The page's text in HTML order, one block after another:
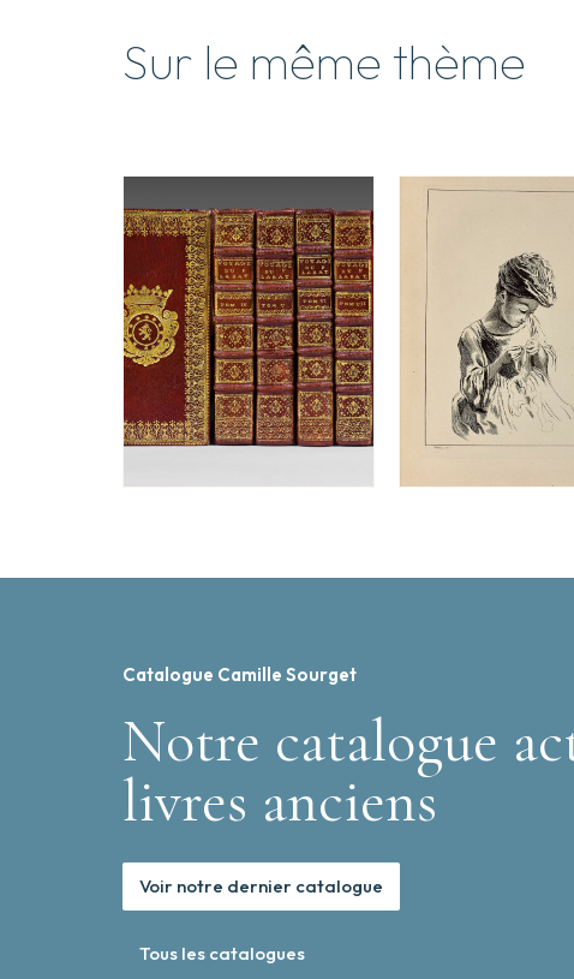
Sur le même thème
Catalogue Camille Sourget
Notre catalogue
livres anciens
Voir notre dernier catalogue
Tous les catalogues